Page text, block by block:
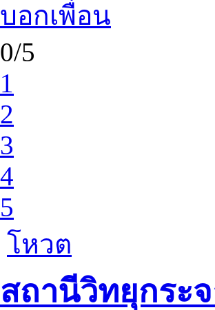
บอกเพื่อน
0/5
1
2
3
4
5
โหวต
สถานีวิทยุกระ